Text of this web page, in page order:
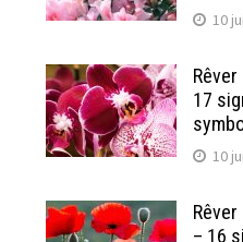
10
Rêver
17
10
– 16